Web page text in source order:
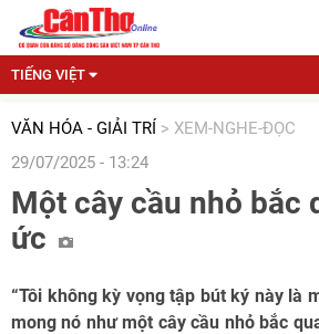
TIẾNG VIỆT
VĂN HÓA - GIẢI TRÍ > XEM-NGHE-ĐỌC
29/07/2025 - 13:24
Một cây cầu nhỏ bắc
ức
“Tôi không kỳ vọng tập bút ký này là
mong nó như một cây cầu nhỏ bắc